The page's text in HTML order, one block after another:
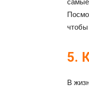
чтобы
5.
В